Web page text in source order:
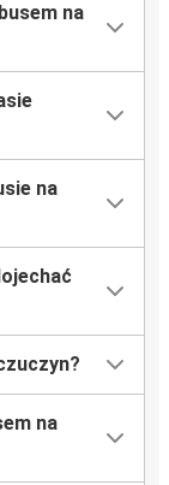
na
na
na